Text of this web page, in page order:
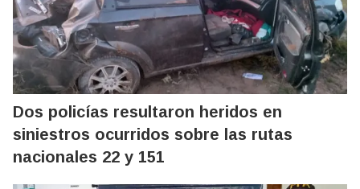
Dos policías resultaron heridos en
siniestros ocurridos sobre las rutas
nacionales 22 y 151